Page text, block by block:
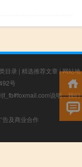
目录 | 精选推荐文章 |网站地
号
f_fb#foxmail.com说明，我们
告及商业合作